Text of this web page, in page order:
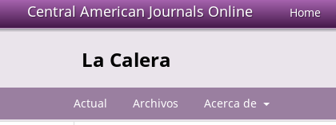
Central American Journals Online Home
La Calera
Actual Archivos Acerca de